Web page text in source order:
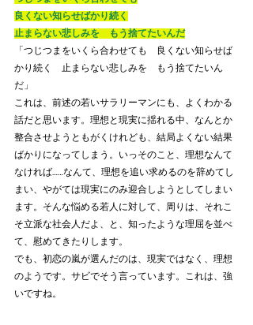
良くない知らせばかり続く
止まらない悲しみを　もう捨てたいんだ
「つじつまをいくら合わせても　良くない知らせば
かり続く　止まらない悲しみを　もう捨てたいん
だ」
これは、前述の若いサラリーマンにも、よくわかる
話だと思います。理想と現実に揺れる中、なんとか
整合させようともがくけれども、結局よくない結果
ばかりになってしまう。いっそのこと、理想なんて
なければ……なんて、理想を追い求めるのを辞めてし
まい、やがては現実にのみ迎合しようとしてしまい
ます。そんな悩める若人に対して、周りは、それこ
そ立派な社会人だよ、と、知ったような理屈を並べ
て、慰めてきたりします。
でも、初恋の嵐が選んだのは、現実ではなく、理想
のようです。サビでそう言っています。これは、強
いですね。